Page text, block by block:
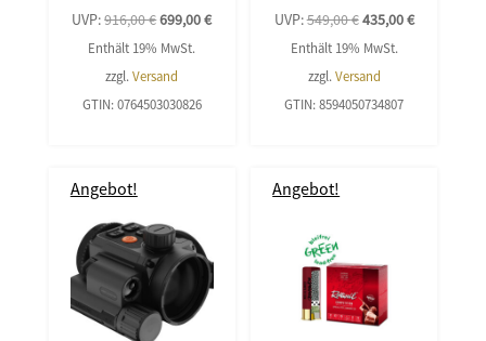
UVP:916,00€Ursprünglicher
Preis
war:
916,00 €
699,00€Aktueller
Enthält 19% MwSt.
zzgl.Versand
GTIN: 0764503030826
UVP:549,00€Ursprünglicher
Preis
war:
549,00 €
435,00€Aktueller
Enthält 19% MwSt.
zzgl. Versand
GTIN: 8594050734807
Angebot! Angebot!